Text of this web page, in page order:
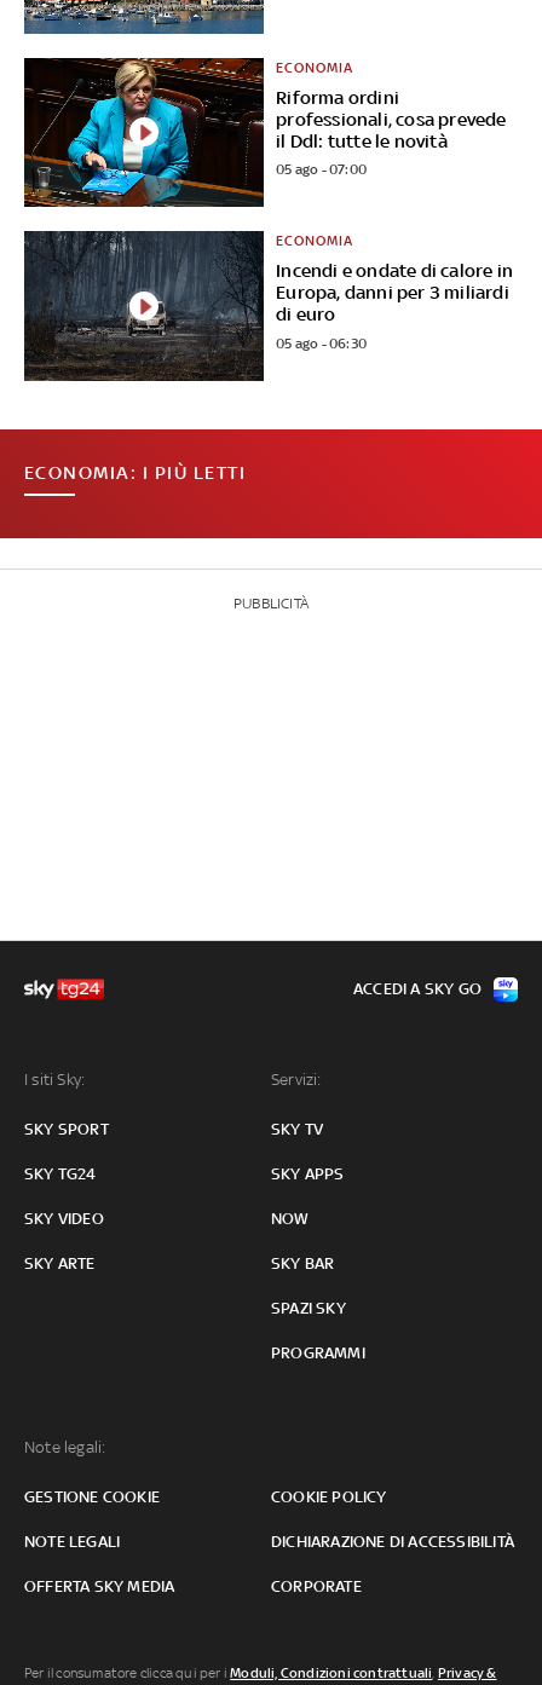
Riforma ordini
professionali, cosa prevede
il Ddl: tutte le novità
ECONOMIA
05 ago - 07:00
Incendi e ondate di calore in
Europa, danni per 3 miliardi
di euro
ECONOMIA
05 ago - 06:30
ECONOMIA: I PIÙ LETTI
PUBBLICITÀ
I siti Sky:
SKY SPORT
SKY TG24
SKY VIDEO
SKY ARTE
Servizi:
SKY TV
SKY APPS
NOW
SKY BAR
SPAZI SKY
PROGRAMMI
Note legali:
GESTIONE COOKIE COOKIE POLICY
NOTE LEGALI DICHIARAZIONE DI ACCESSIBILITÀ
OFFERTA SKY MEDIA CORPORATE
ACCEDI A SKY GO
Per il consumatore clicca qui per iModuli, Condizioni contrattuali, Privacy &